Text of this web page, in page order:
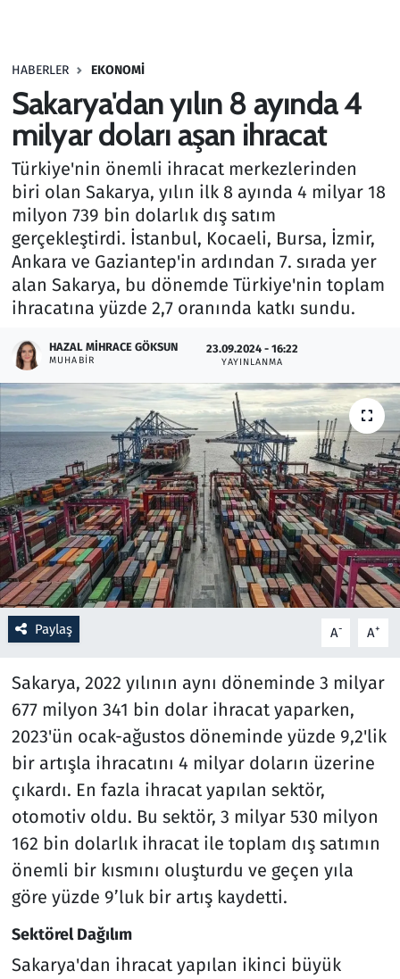
HABERLER EKONOMI
Sakarya'dan yılın 8 ayında 4
milyar doları aşan ihracat
Türkiye'nin önemli ihracat merkezlerinden
biri olan Sakarya, yılın ilk 8 ayında 4 milyar 18
milyon 739 bin dolarlık dış satım
gerçekleştirdi. İstanbul, Kocaeli, Bursa, İzmir,
Ankara ve Gaziantep'in ardından 7. sırada yer
alan Sakarya, bu dönemde Türkiye'nin toplam
ihracatına yüzde 2,7 oranında katkı sundu.
HAZAL MIHRACE GÖKSUN
MUHABIR
23.09.2024 - 16:22
YAYINLANMA
Paylaş A- A+
Sakarya, 2022 yılının aynı döneminde 3 milyar
677 milyon 341 bin dolar ihracat yaparken,
2023'ün ocak-ağustos döneminde yüzde 9,2'lik
bir artışla ihracatını 4 milyar doların üzerine
çıkardı. En fazla ihracat yapılan sektör,
otomotiv oldu. Bu sektör, 3 milyar 530 milyon
162 bin dolarlık ihracat ile toplam dış satımın
önemli bir kısmını oluşturdu ve geçen yıla
göre yüzde 9’luk bir artış kaydetti.
Sektörel Dağılım
Sakarya'dan ihracat yapılan ikinci büyük
Haber
Kültür Sanat
Kurumsal Haberler
Lezzet Durağı
Memur ve Kamu
Otomobil
Oyun
Ramazan
Resmi İlanlar
Rüya Tabirleri
Sağlık
Savunma Sanayi
Seçim 2023
Teknoloji ve Bilim
Televizyon